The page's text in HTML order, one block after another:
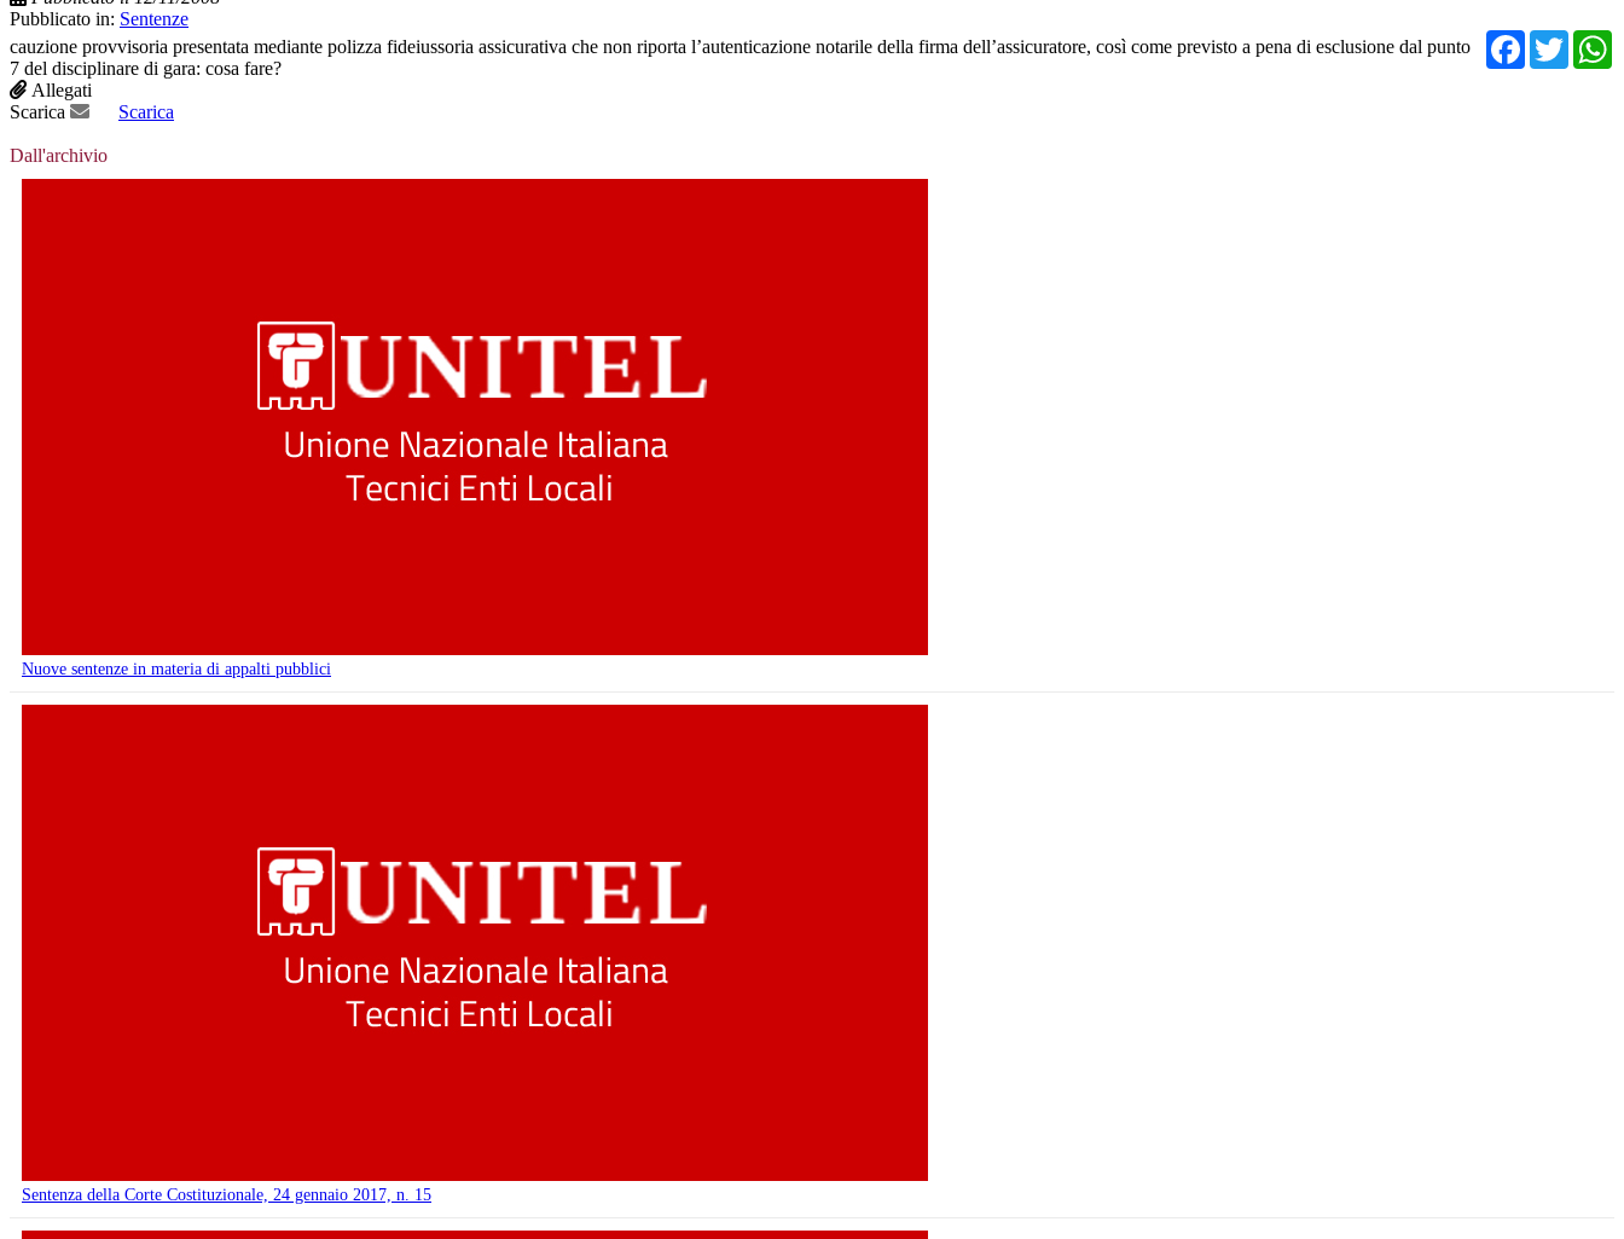
Pubblicato in: Sentenze
cauzione provvisoria presentata mediante polizza fideiussoria assicurativa che non riporta l’autenticazione notarile della firma dell’assicuratore, così come previsto a pena di esclusione dal punto
7 del disciplinare di gara: cosa fare?
Allegati
Scarica
Scarica
Dall'archivio
Nuove sentenze in materia di appalti pubblici
Sentenza della Corte Costituzionale, 24 gennaio 2017, n. 15